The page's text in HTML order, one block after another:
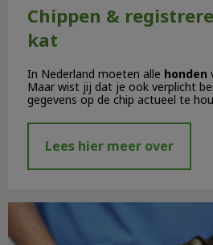
Chippen &
kat
In Nederland moeten alle honden
Maar wist jij dat je ook verplicht
gegevens op de chip actueel te
Lees hier meer over
Chippen en registreren honden